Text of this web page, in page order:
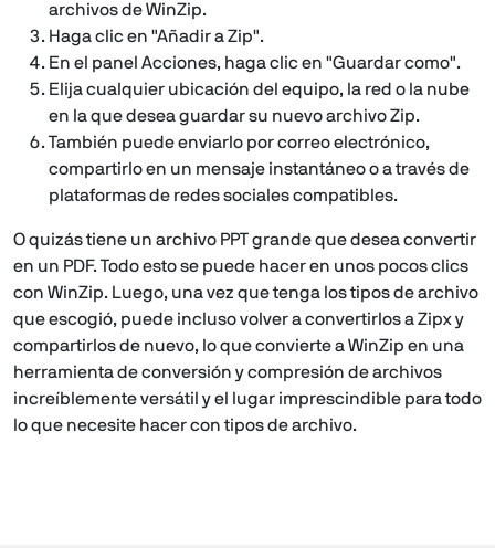
archivos de WinZip.
Haga clic en "Añadir a Zip".
En el panel Acciones, haga clic en "Guardar como".
Elija cualquier ubicación del equipo, la red o la nube
en la que desea guardar su nuevo archivo Zip.
También puede enviarlo por correo electrónico,
compartirlo en un mensaje instantáneo o a través de
plataformas de redes sociales compatibles.
O quizás tiene un archivo PPT grande que desea convertir
en un PDF. Todo esto se puede hacer en unos pocos clics
con WinZip. Luego, una vez que tenga los tipos de archivo
que escogió, puede incluso volver a convertirlos a Zipx y
compartirlos de nuevo, lo que convierte a WinZip en una
herramienta de conversión y compresión de archivos
increíblemente versátil y el lugar imprescindible para todo
lo que necesite hacer con tipos de archivo.